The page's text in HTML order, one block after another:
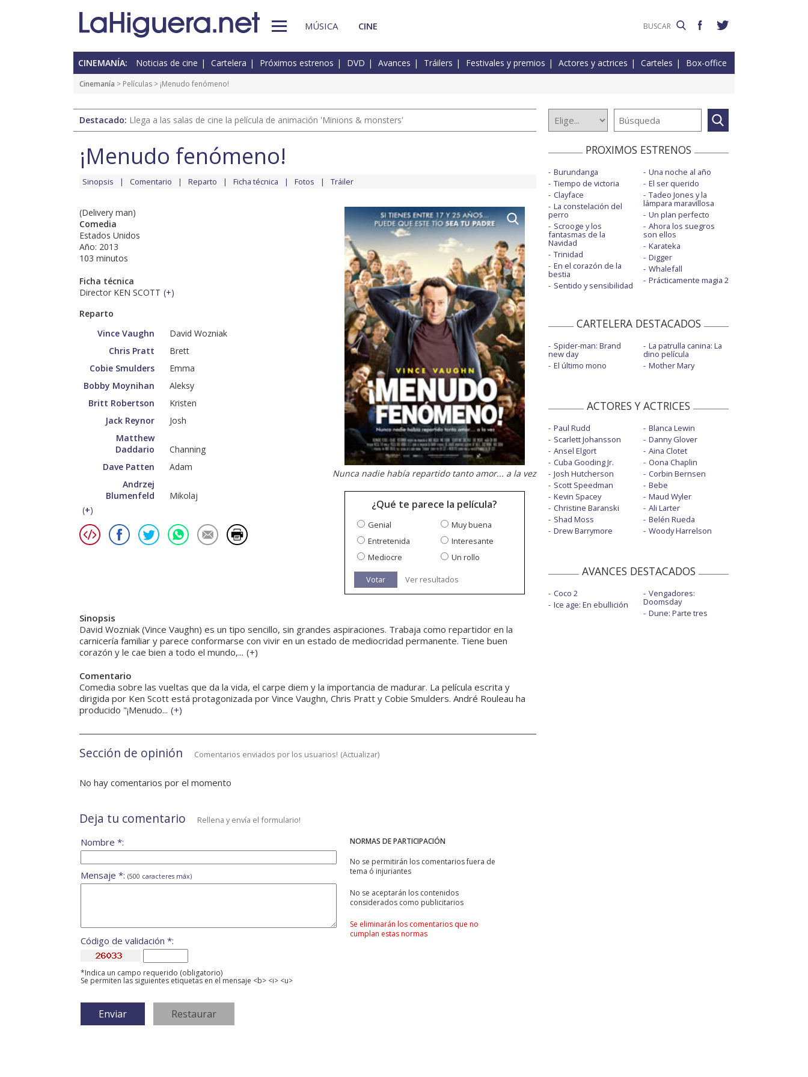
MÚSICA CINE
CINEMANÍA: Noticias de cine Cartelera Próximos estrenos DVD Avances Tráilers Festivales y premios Actores y actrices Carteles Box-office
Cinemanía > Películas > ¡Menudo fenómeno!
Destacado: Llega a las salas de cine la película de animación 'Minions & monsters'
¡Menudo fenómeno!
Sinopsis Comentario Reparto Ficha técnica Fotos Tráiler
(Delivery man)
Comedia
Estados Unidos
Año: 2013
103 minutos
Ficha técnica
Director KEN SCOTT (+)
Reparto
Vince Vaughn
David Wozniak
Chris Pratt
Brett
Cobie Smulders
Emma
Bobby Moynihan
Aleksy
Britt Robertson
Kristen
Jack Reynor
Josh
Matthew
Daddario
Channing
Dave Patten
Adam
Andrzej
Blumenfeld
Mikolaj
(+)
Nunca nadie había repartido tanto amor... a la vez
¿Qué te parece la película?
Genial
Muy buena
Entretenida
Interesante
Mediocre
Un rollo
Votar Ver resultados
Sinopsis
David Wozniak (Vince Vaughn) es un tipo sencillo, sin grandes aspiraciones. Trabaja como repartidor en la
carnicería familiar y parece conformarse con vivir en un estado de mediocridad permanente. Tiene buen
corazón y le cae bien a todo el mundo,... (+)
Comentario
Comedia sobre las vueltas que da la vida, el carpe diem y la importancia de madurar. La película escrita y
dirigida por Ken Scott está protagonizada por Vince Vaughn, Chris Pratt y Cobie Smulders. André Rouleau ha
producido "¡Menudo... (+)
Sección de opinión Comentarios enviados por los usuarios! (Actualizar)
No hay comentarios por el momento
Deja tu comentario Rellena y envía el formulario!
NORMAS DE PARTICIPACIÓN
No se permitirán los comentarios fuera de
tema ó injuriantes
No se aceptarán los contenidos
considerados como publicitarios
Se eliminarán los comentarios que no
cumplan estas normas
Nombre *:
Mensaje *: (500 caracteres máx)
Código de validación *:
*Indica un campo requerido (obligatorio)
Se permiten las siguientes etiquetas en el mensaje <b> <i> <u>
PROXIMOS ESTRENOS
Burundanga
Tiempo de victoria
Clayface
La constelación del
perro
Scrooge y los
fantasmas de la
Navidad
Trinidad
En el corazón de la
bestia
Sentido y sensibilidad
Una noche al año
El ser querido
Tadeo Jones y la
lámpara maravillosa
Un plan perfecto
Ahora los suegros
son ellos
Karateka
Digger
Whalefall
Prácticamente magia 2
CARTELERA DESTACADOS
Spider-man: Brand
new day
El último mono
La patrulla canina: La
dino película
Mother Mary
ACTORES Y ACTRICES
Paul Rudd
Scarlett Johansson
Ansel Elgort
Cuba Gooding Jr.
Josh Hutcherson
Scott Speedman
Kevin Spacey
Christine Baranski
Shad Moss
Drew Barrymore
Blanca Lewin
Danny Glover
Aina Clotet
Oona Chaplin
Corbin Bernsen
Bebe
Maud Wyler
Ali Larter
Belén Rueda
Woody Harrelson
AVANCES DESTACADOS
Coco 2
Ice age: En ebullición
Vengadores:
Doomsday
Dune: Parte tres